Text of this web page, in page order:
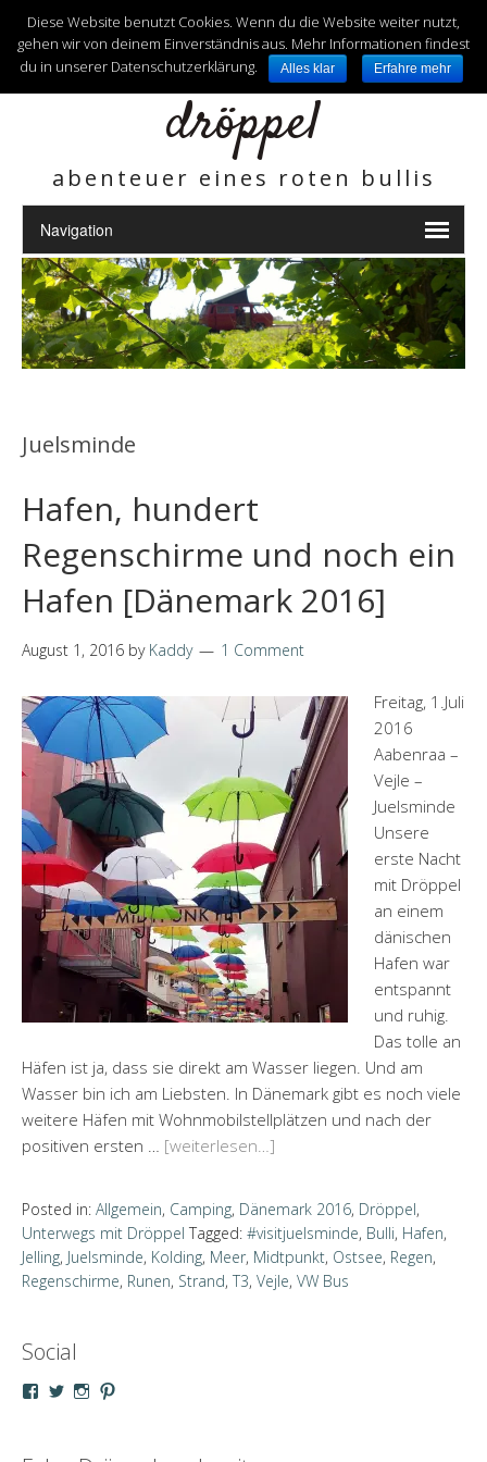
unterwegs mit
dröppel
abenteuer eines roten bullis
Juelsminde
Hafen, hundert
Regenschirme und noch ein
Hafen [Dänemark 2016]
August 1, 2016 by Kaddy 1 Comment
Freitag, 1.Juli
2016
Aabenraa –
Vejle –
Juelsminde
Unsere
erste Nacht
mit Dröppel
an einem
dänischen
Hafen war
entspannt
und ruhig.
Das tolle an
Häfen ist ja, dass sie direkt am Wasser liegen. Und am
Wasser bin ich am Liebsten. In Dänemark gibt es noch viele
weitere Häfen mit Wohnmobilstellplätzen und nach der
positiven ersten … [weiterlesen…]
Posted in: Allgemein, Camping, Dänemark 2016, Dröppel,
Unterwegs mit Dröppel Tagged: #visitjuelsminde, Bulli, Hafen,
Jelling, Juelsminde, Kolding, Meer, Midtpunkt, Ostsee, Regen,
Regenschirme, Runen, Strand, T3, Vejle, VW Bus
Social
ProfilProfilProfilProfil
Diese Website benutzt Cookies. Wenn du die Website weiter nutzt,
gehen wir von deinem Einverständnis aus. Mehr Informationen findest
du in unserer Datenschutzerklärung.
Alles klar Erfahre mehr